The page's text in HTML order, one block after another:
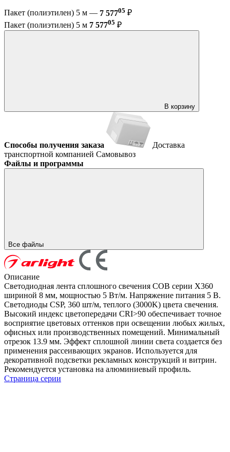
Пакет (полиэтилен) 5 м — 7 57705 ₽
Пакет (полиэтилен) 5 м 7 57705 ₽
В корзину
Способы получения заказа
Доставка
транспортной компанией Самовывоз
Файлы и программы
Все файлы
Описание
Светодиодная лента сплошного свечения COB серии X360
шириной 8 мм, мощностью 5 Вт/м. Напряжение питания 5 В.
Светодиоды CSP, 360 шт/м, теплого (3000K) цвета свечения.
Высокий индекс цветопередачи CRI>90 обеспечивает точное
восприятие цветовых оттенков при освещении любых жилых,
офисных или производственных помещений. Минимальный
отрезок 13.9 мм. Эффект сплошной линии света создается без
применения рассеивающих экранов. Используется для
декоративной подсветки рекламных конструкций и витрин.
Рекомендуется установка на алюминиевый профиль.
Страница серии